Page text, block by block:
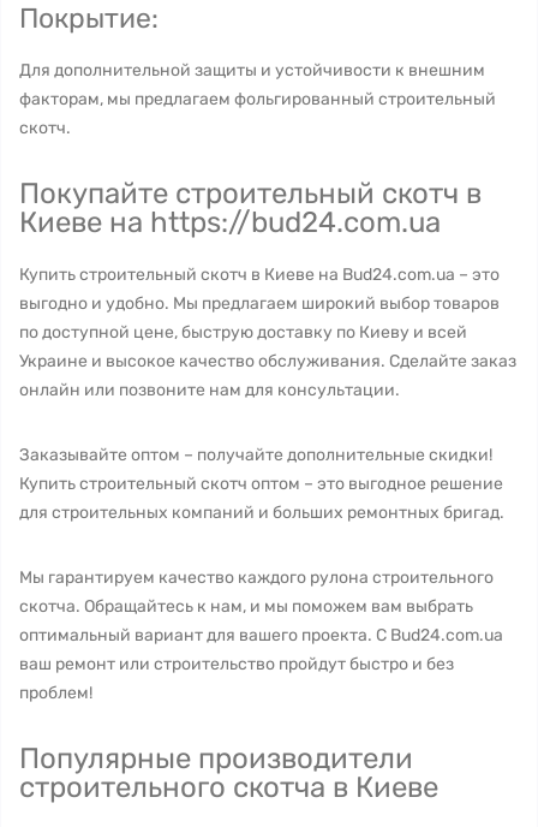
Покрытие:
Для дополнительной защиты и устойчивости к внешним
факторам, мы предлагаем фольгированный строительный
скотч.
Покупайте строительный скотч в
Киеве на https://bud24.com.ua
Купить строительный скотч в Киеве на Bud24.com.ua – это
выгодно и удобно. Мы предлагаем широкий выбор товаров
по доступной цене, быструю доставку по Киеву и всей
Украине и высокое качество обслуживания. Сделайте заказ
онлайн или позвоните нам для консультации.
Заказывайте оптом – получайте дополнительные скидки!
Купить строительный скотч оптом – это выгодное решение
для строительных компаний и больших ремонтных бригад.
Мы гарантируем качество каждого рулона строительного
скотча. Обращайтесь к нам, и мы поможем вам выбрать
оптимальный вариант для вашего проекта. С Bud24.com.ua
ваш ремонт или строительство пройдут быстро и без
проблем!
Популярные производители
строительного скотча в Киеве